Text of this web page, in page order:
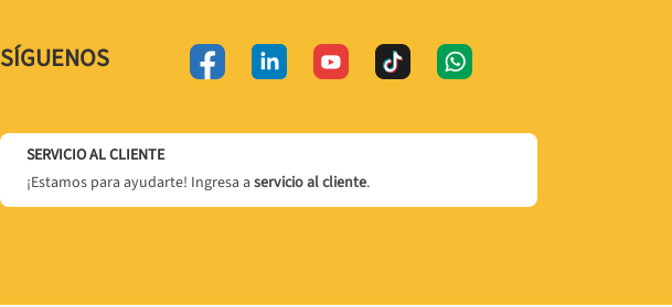
SÍGUENOS
SERVICIO AL CLIENTE
¡Estamos para ayudarte! Ingresa a servicio al cliente.